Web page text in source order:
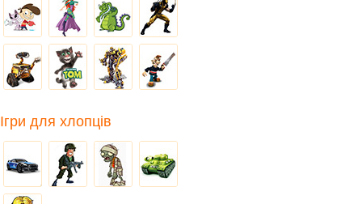
Ігри для хлопців